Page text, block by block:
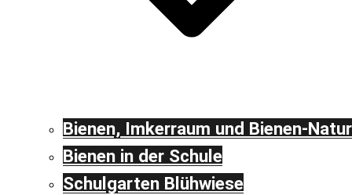
Bienen, Imkerraum und Bienen-
Bienen in der Schule
Schulgarten Blühwiese